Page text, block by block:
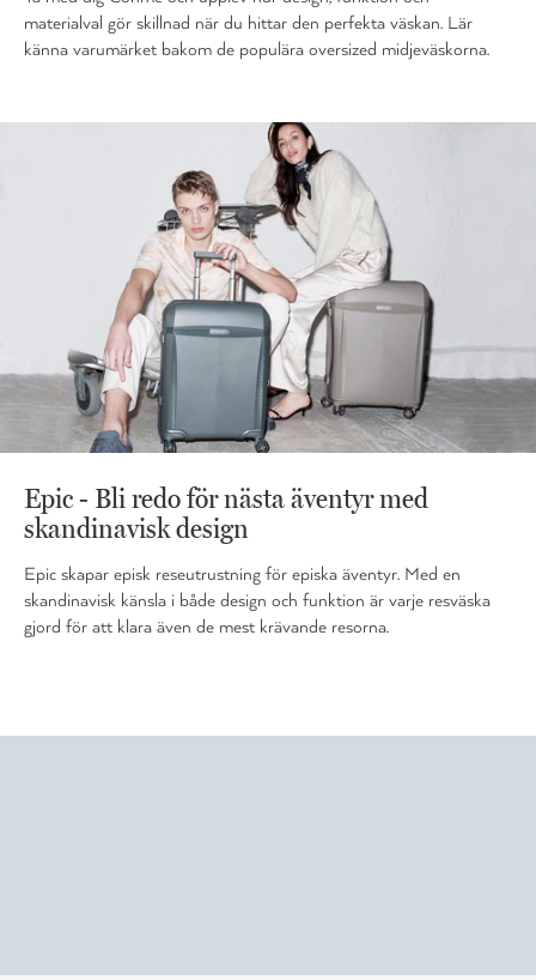
materialval gör skillnad när du hittar den perfekta väskan. Lär
känna varumärket bakom de populära oversized midjeväskorna.
Epic - Bli redo för nästa äventyr med
skandinavisk design
Epic skapar episk reseutrustning för episka äventyr. Med en
skandinavisk känsla i både design och funktion är varje resväska
gjord för att klara även de mest krävande resorna.